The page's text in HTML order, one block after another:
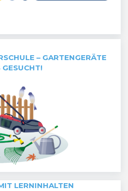
– GARTENGERÄTE
GESUCHT!
LERNINHALTEN